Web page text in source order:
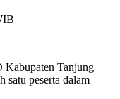
Tanjung
satu peserta dalam